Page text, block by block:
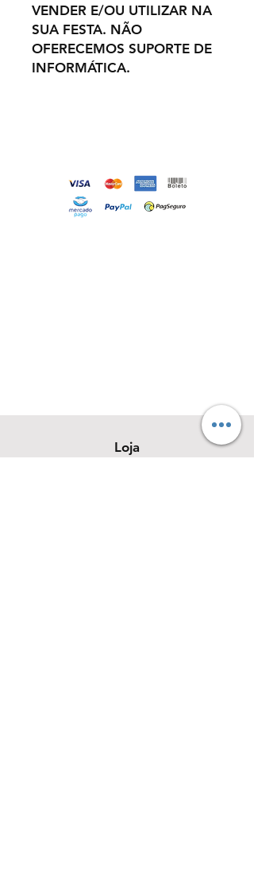
VENDER E/OU UTILIZAR NA
SUA FESTA. NÃO
OFERECEMOS SUPORTE DE
INFORMÁTICA.
Loja